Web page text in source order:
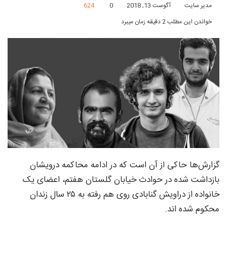
مدیر سایت آگوست 13, 2018 0
624
خواندن این مطلب 2 دقیقه زمان میبرد
گزارش‌ها حاکی از آن است که در ادامه محاکمه درویشان
بازداشت شده در حوادث خیابان گلستان هفتم، اعضای یک
خانواده از دراویش گنابادی روی هم رفته به ۲۵ سال زندان
محکوم شده اند.